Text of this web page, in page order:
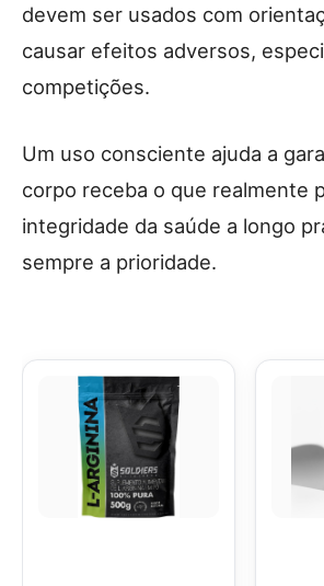
devem ser usados com
causar efeitos adversos,
competições.
Um uso consciente ajuda a
corpo receba o que realmente
integridade da saúde a longo
sempre a prioridade.